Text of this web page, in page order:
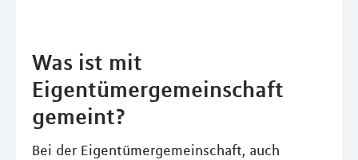
Was ist mit
Eigentümergemeinschaft
gemeint?
Bei der Eigentümergemeinschaft, auch